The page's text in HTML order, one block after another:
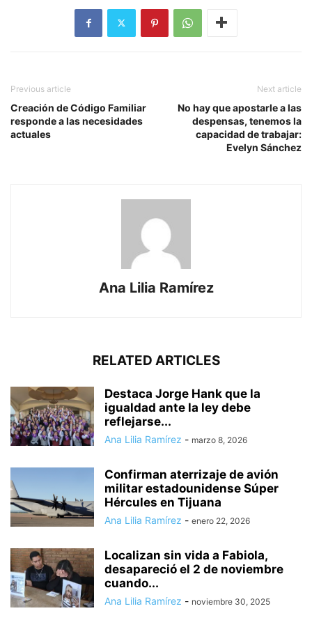
Previous article
Creación de Código Familiar
responde a las necesidades
actuales
Next article
No hay que apostarle a las
despensas, tenemos la
capacidad de trabajar:
Evelyn Sánchez
Ana Lilia Ramírez
RELATED ARTICLES
Destaca Jorge Hank que la
igualdad ante la ley debe
reflejarse...
Ana Lilia Ramírez - marzo 8, 2026
Confirman aterrizaje de avión
militar estadounidense Súper
Hércules en Tijuana
Ana Lilia Ramírez - enero 22, 2026
Localizan sin vida a Fabiola,
desapareció el 2 de noviembre
cuando...
Ana Lilia Ramírez - noviembre 30, 2025